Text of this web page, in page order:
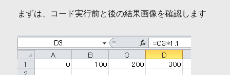
まずは、コード実行前と後の結果画像を確認します